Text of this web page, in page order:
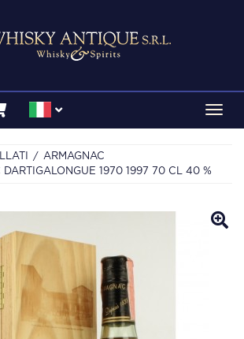
ARMAGNAC
DARTIGALONGUE 1970 1997 70 CL 40 %